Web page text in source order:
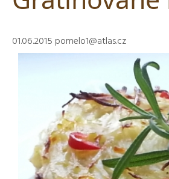
01.06.2015 pomelo1@atlas.cz